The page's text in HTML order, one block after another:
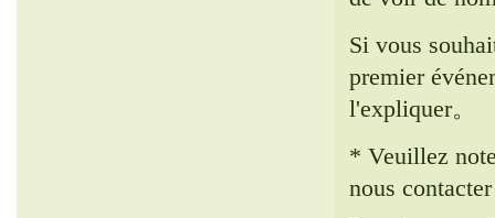
Si vous
premier
l'expliquer。
* Veuillez
nous